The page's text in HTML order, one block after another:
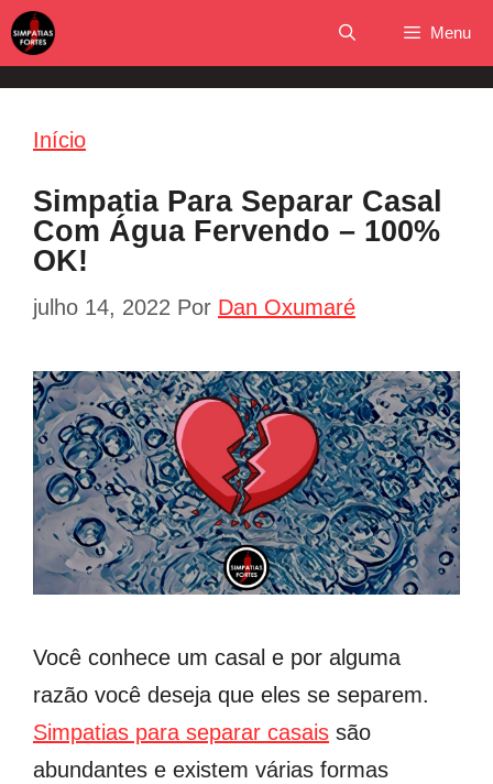
Pular
para
o
conteúdo
Menu
Início
Simpatia Para Separar Casal
Com Água Fervendo – 100%
OK!
julho 14, 2022 Por Dan Oxumaré
Você conhece um casal e por alguma
razão você deseja que eles se separem.
Simpatias para separar casais são
abundantes e existem várias formas